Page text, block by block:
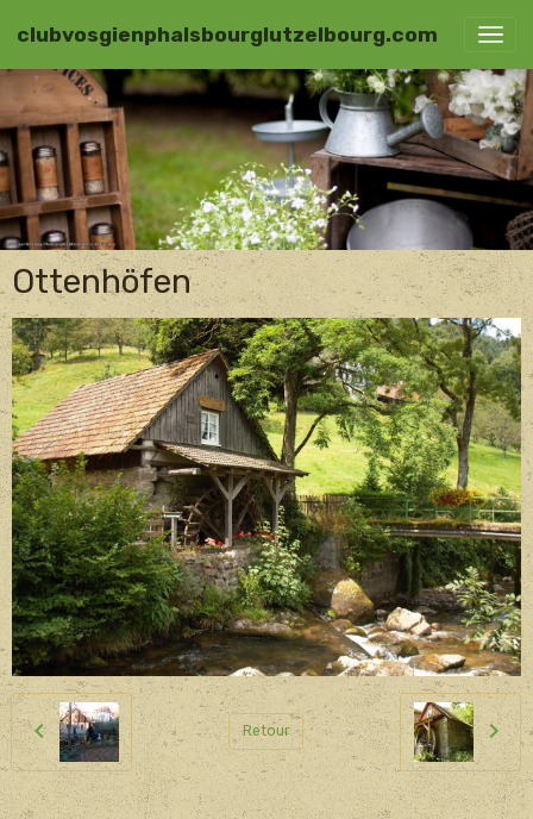
clubvosgienphalsbourglutzelbourg.com
Ottenhöfen
Retour